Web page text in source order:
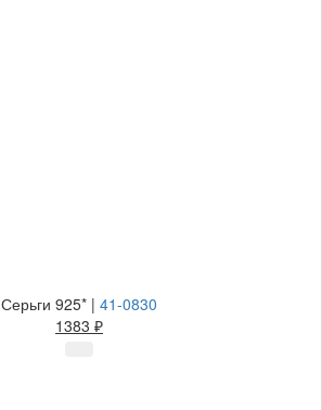
Серьги 925* | 41-0830
1383 ₽